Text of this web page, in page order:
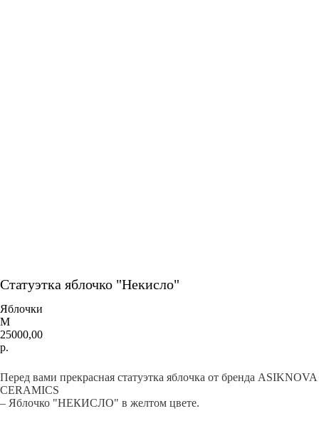
Статуэтка яблочко "Некисло"
Яблочки
М
25000,00
р.
Перед вами прекрасная статуэтка яблочка от бренда ASIKNOVA
CERAMICS
– Яблочко "НЕКИСЛО" в желтом цвете.